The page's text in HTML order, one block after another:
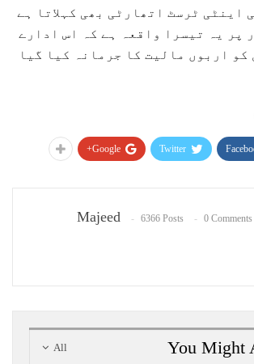
اینٹی ٹرسٹ اتھارٹی بھی کہلاتا ہے
پر یہ تیسرا واقعہ ہے کہ اس ادارے
کو اربوں مالیت کا جرمانہ کیا گیا
Twitter
Google+
Majeed 6366 Posts 0 Comments
All You Might